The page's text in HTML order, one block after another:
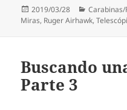
Publicado
el
2019/03/28 Categorías
Carabinas/
Miras, Ruger Airhawk,
Buscando
Parte 3